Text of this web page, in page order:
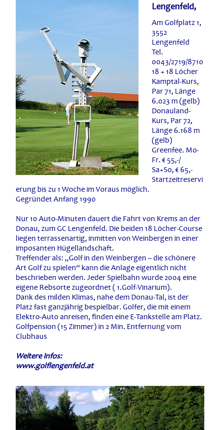
Lengenfeld,
Am Golfplatz 1,
3552
Lengenfeld
Tel.
0043/2719/8710
18 + 18 Löcher
Kamptal-Kurs,
Par 71, Länge
6.023 m (gelb)
Donauland-
Kurs, Par 72,
Länge 6.168 m
(gelb)
Greenfee. Mo-
Fr. € 55,-/
Sa+So, € 65,-
Startzeitreservi
erung bis zu 1 Woche im Voraus möglich.
Gegründet Anfang 1990
Nur 10 Auto-Minuten dauert die Fahrt von Krems an der
Donau, zum GC Lengenfeld. Die beiden 18 Löcher-Course
liegen terrassenartig, inmitten von Weinbergen in einer
imposanten Hügellandschaft.
Treffender als: „Golf in den Weinbergen – die schönere
Art Golf zu spielen“ kann die Anlage eigentlich nicht
beschrieben werden. Jeder Spielbahn wurde 2004 eine
eigene Rebsorte zugeordnet ( 1.Golf-Vinarium).
Dank des milden Klimas, nahe dem Donau-Tal, ist der
Platz fast ganzjährig bespielbar. Golfer, die mit einem
Elektro-Auto anreisen, finden eine E-Tankstelle am Platz.
Golfpension (15 Zimmer) in 2 Min. Entfernung vom
Clubhaus
Weitere Infos:
www.golflengenfeld.at